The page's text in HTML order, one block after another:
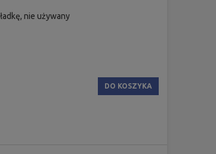
nie używany
DO KOSZYKA